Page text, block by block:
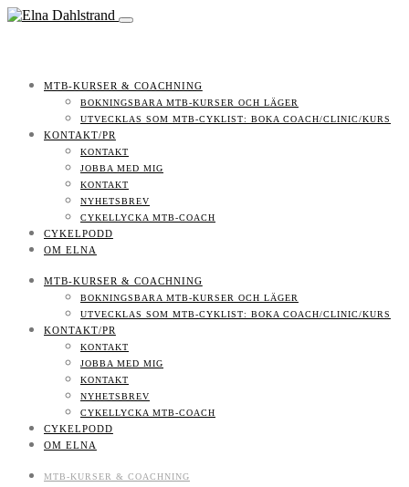
MTB-KURSER & COACHNING
BOKNINGSBARA MTB-KURSER OCH LÄGER
UTVECKLAS SOM MTB-CYKLIST: BOKA COACH/CLINIC/KURS
KONTAKT/PR
KONTAKT
JOBBA MED MIG
KONTAKT
NYHETSBREV
CYKELLYCKA MTB-COACH
CYKELPODD
OM ELNA
MTB-KURSER & COACHNING
BOKNINGSBARA MTB-KURSER OCH LÄGER
UTVECKLAS SOM MTB-CYKLIST: BOKA COACH/CLINIC/KURS
KONTAKT/PR
KONTAKT
JOBBA MED MIG
KONTAKT
NYHETSBREV
CYKELLYCKA MTB-COACH
CYKELPODD
OM ELNA
MTB-KURSER & COACHNING